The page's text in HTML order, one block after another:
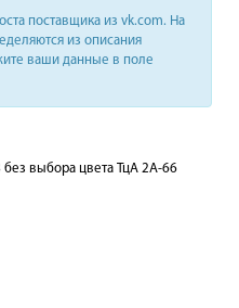
поставщика из vk.com. На
из описания
ваши данные в поле
выбора цвета ТцА 2A-66